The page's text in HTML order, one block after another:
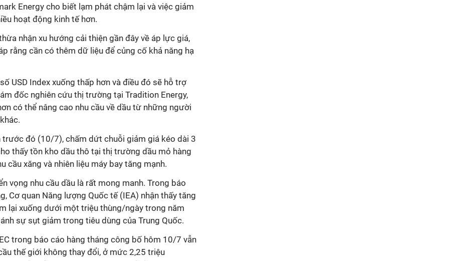
Energy cho biết lạm phát chậm lại và việc giảm
hoạt động kinh tế hơn.
nhận xu hướng cải thiện gần đây về áp lực giá,
rằng cần có thêm dữ liệu để củng cố khả năng hạ
USD Index xuống thấp hơn và điều đó sẽ hỗ trợ
đốc nghiên cứu thị trường tại Tradition Energy,
có thể nâng cao nhu cầu về dầu từ những người
trước đó (10/7), chấm dứt chuỗi giảm giá kéo dài 3
thấy tồn kho dầu thô tại thị trường dầu mỏ hàng
cầu xăng và nhiên liệu máy bay tăng mạnh.
vọng nhu cầu dầu là rất mong manh. Trong báo
Cơ quan Năng lượng Quốc tế (IEA) nhận thấy tăng
lại xuống dưới một triệu thùng/ngày trong năm
sự sụt giảm trong tiêu dùng của Trung Quốc.
trong báo cáo hàng tháng công bố hôm 10/7 vẫn
thế giới không thay đổi, ở mức 2,25 triệu